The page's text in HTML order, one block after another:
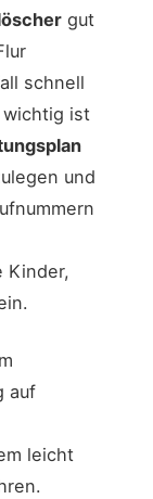
gut
schnell
ist
und
Kinder,
auf
leicht